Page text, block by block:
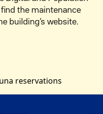
find the maintenance
building’s website.
reservations